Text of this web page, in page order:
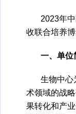
2023年
收联合培养
一、单位
生物中心
术领域的战
果转化和产